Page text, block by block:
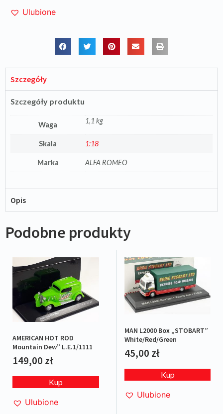
Ulubione
Szczegóły
Szczegóły produktu
Waga 1,1 kg
Skala 1:18
Marka ALFA ROMEO
Opis
Podobne produkty
AMERICAN HOT ROD
Mountain Dew” L.E.1/1111
149,00 zł
Kup
Ulubione
MAN L2000 Box „STOBART”
White/Red/Green
45,00 zł
Kup
Ulubione